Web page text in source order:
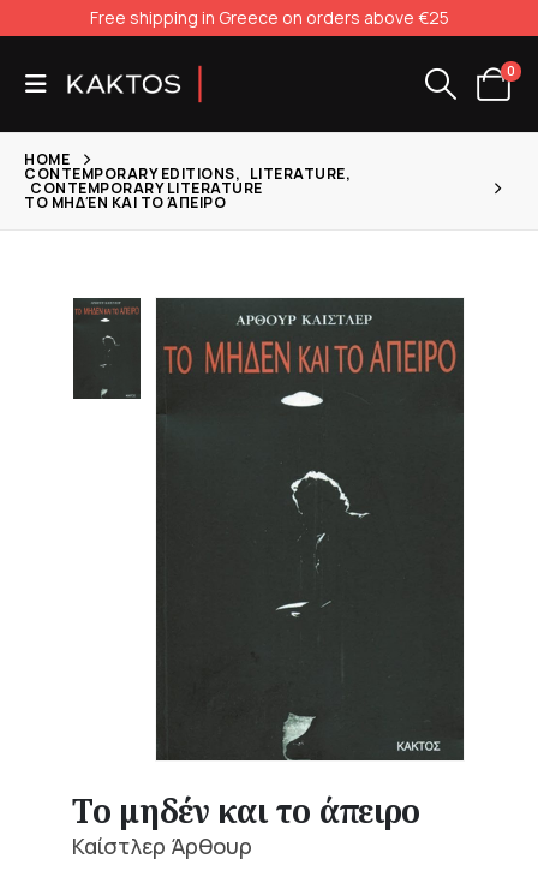
Free shipping in Greece on orders above €25
0
HOME
CONTEMPORARY EDITIONS, LITERATURE,
CONTEMPORARY LITERATURE
ΤΟ ΜΗΔΈΝ ΚΑΙ ΤΟ ΆΠΕΙΡΟ
Το μηδέν και το άπειρο
Καίστλερ Άρθουρ